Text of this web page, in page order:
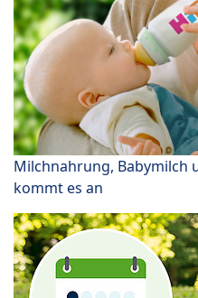
Milchnahrung, Babymilch
kommt es an